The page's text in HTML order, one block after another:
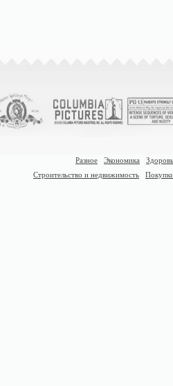
Разное Экономика
Строительство и недвижимость